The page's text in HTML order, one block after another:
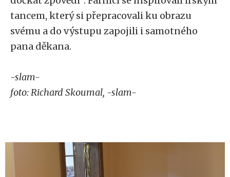
tancem, který si přepracovali ku obrazu
svému a do výstupu zapojili i samotného
pana děkana.
-slam-
foto: Richard Skoumal, -slam-